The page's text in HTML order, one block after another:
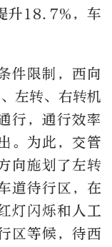
升18.7%，车
件限制，西向
左转、右转机
行，通行效率
。为此，交管
向施划了左转
道待行区，在
灯闪烁和人工
区等候，待西